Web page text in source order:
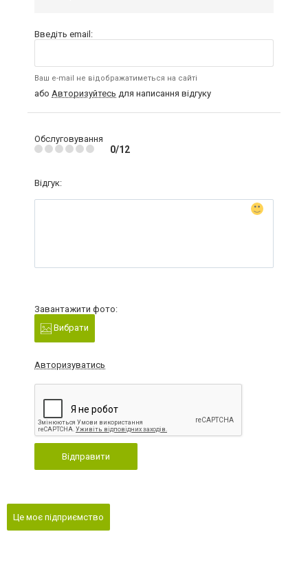
Введіть email:
Ваш e-mail не відображатиметься на сайті
або Авторизуйтесь для написання відгуку
Обслуговування
0/12
Відгук:
Завантажити фото:
Вибрати
Авторизуватись
Відправити
Це моє підприємство